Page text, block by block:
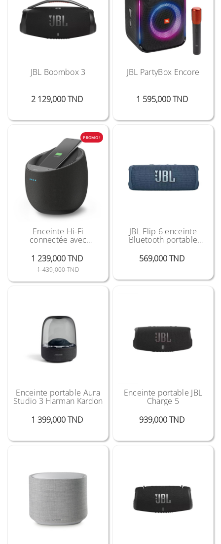
JBL Boombox 3
2 129,000 TND
JBL PartyBox Encore
1 595,000 TND
PROMO !
Enceinte Hi-Fi
connectée avec
intégré
1 239,000 TND
1 439,000 TNDPrix Public
Prix
JBL Flip 6 enceinte
Bluetooth portable
569,000 TND
Enceinte portable Aura
Studio 3 Harman Kardon
1 399,000 TND
Enceinte portable JBL
Charge 5
939,000 TND